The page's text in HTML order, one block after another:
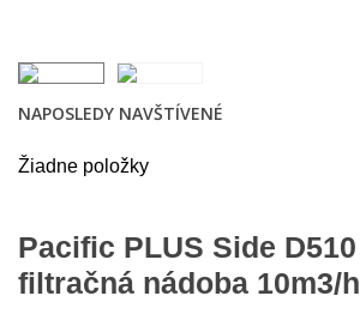
NAPOSLEDY NAVŠTÍVENÉ
Žiadne položky
Pacific PLUS Side D510
filtračná nádoba 10m3/h